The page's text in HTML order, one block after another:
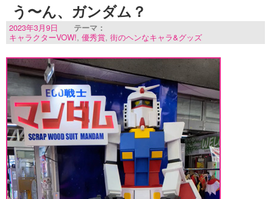
う〜ん、ガンダム？
2023年3月9日
テーマ：
キャラクターVOW!, 優秀賞, 街のヘンなキャラ&グッズ